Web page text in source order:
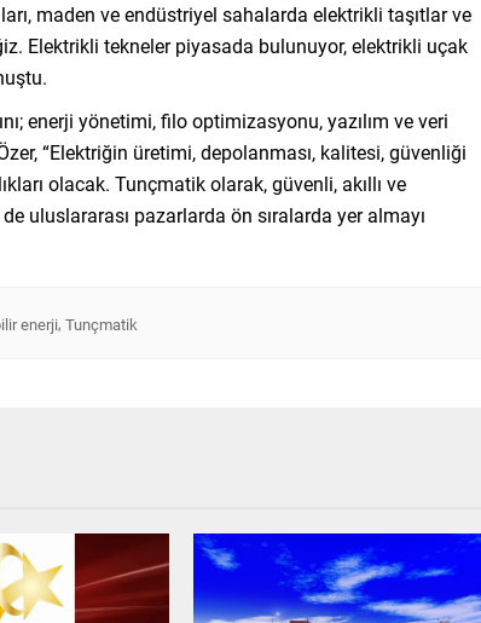
maden ve endüstriyel sahalarda elektrikli taşıtlar ve
Elektrikli tekneler piyasada bulunuyor, elektrikli uçak
enerji yönetimi, filo optimizasyonu, yazılım ve veri
“Elektriğin üretimi, depolanması, kalitesi, güvenliği
olacak. Tunçmatik olarak, güvenli, akıllı ve
uluslararası pazarlarda ön sıralarda yer almayı
enerji, Tunçmatik